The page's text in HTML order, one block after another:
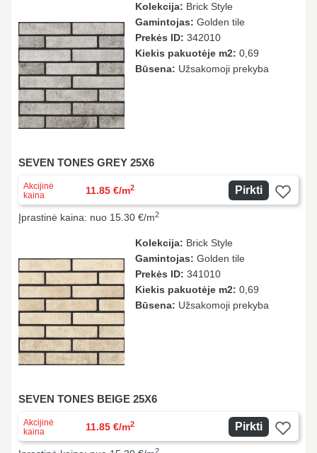
Kolekcija: Brick Style
Gamintojas: Golden tile
Prekės ID: 342010
Kiekis pakuotėje m2: 0,69
Būsena: Užsakomoji prekyba
SEVEN TONES GREY 25X6
Akcijinė
kaina
11.85 €/m2 Pirkti
Įprastinė kaina: nuo 15.30 €/m2
Kolekcija: Brick Style
Gamintojas: Golden tile
Prekės ID: 341010
Kiekis pakuotėje m2: 0,69
Būsena: Užsakomoji prekyba
SEVEN TONES BEIGE 25X6
Akcijinė
kaina
11.85 €/m2 Pirkti
2